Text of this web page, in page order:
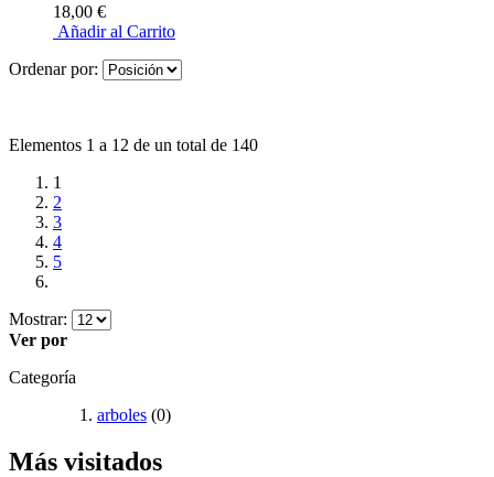
18,00 €
Añadir al Carrito
Ordenar por:
Elementos 1 a 12 de un total de 140
1
2
3
4
5
Mostrar:
Ver por
Categoría
arboles (0)
Más visitados